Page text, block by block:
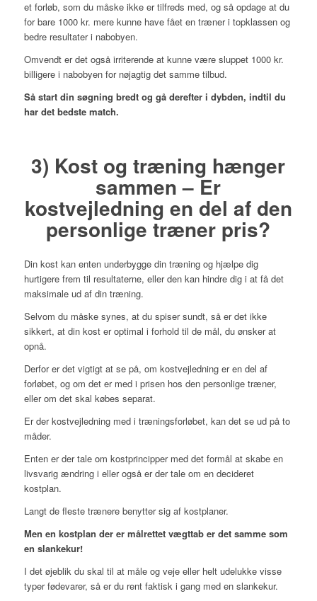
et forløb, som du måske ikke er tilfreds med, og så opdage at du
for bare 1000 kr. mere kunne have fået en træner i topklassen og
bedre resultater i nabobyen.
Omvendt er det også irriterende at kunne være sluppet 1000 kr.
billigere i nabobyen for nøjagtig det samme tilbud.
Så start din søgning bredt og gå derefter i dybden, indtil du
har det bedste match.
3) Kost og træning hænger
sammen – Er
kostvejledning en del af den
personlige træner pris?
Din kost kan enten underbygge din træning og hjælpe dig
hurtigere frem til resultaterne, eller den kan hindre dig i at få det
maksimale ud af din træning.
Selvom du måske synes, at du spiser sundt, så er det ikke
sikkert, at din kost er optimal i forhold til de mål, du ønsker at
opnå.
Derfor er det vigtigt at se på, om kostvejledning er en del af
forløbet, og om det er med i prisen hos den personlige træner,
eller om det skal købes separat.
Er der kostvejledning med i træningsforløbet, kan det se ud på to
måder.
Enten er der tale om kostprincipper med det formål at skabe en
livsvarig ændring i eller også er der tale om en decideret
kostplan.
Langt de fleste trænere benytter sig af kostplaner.
Men en kostplan der er målrettet vægttab er det samme som
en slankekur!
I det øjeblik du skal til at måle og veje eller helt udelukke visse
typer fødevarer, så er du rent faktisk i gang med en slankekur.